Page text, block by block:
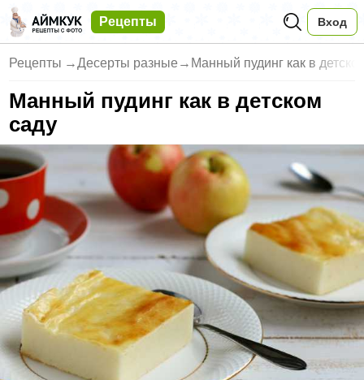
Рецепты Вход
Рецепты →Десерты разные → Манный пудинг как в
Манный пудинг как в детском
саду